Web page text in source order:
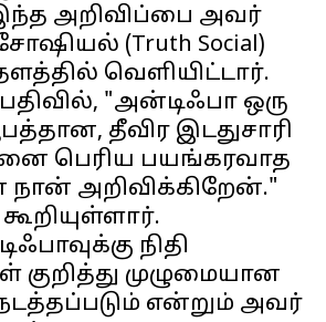
அறிவிப்பை அவர்
(Truth Social)
வெளியிட்டார்.
"அன்டிஃபா ஒரு
தீவிர இடதுசாரி
பெரிய பயங்கரவாத
நான் அறிவிக்கிறேன்."
நிதி
குறித்து முழுமையான
என்றும் அவர்